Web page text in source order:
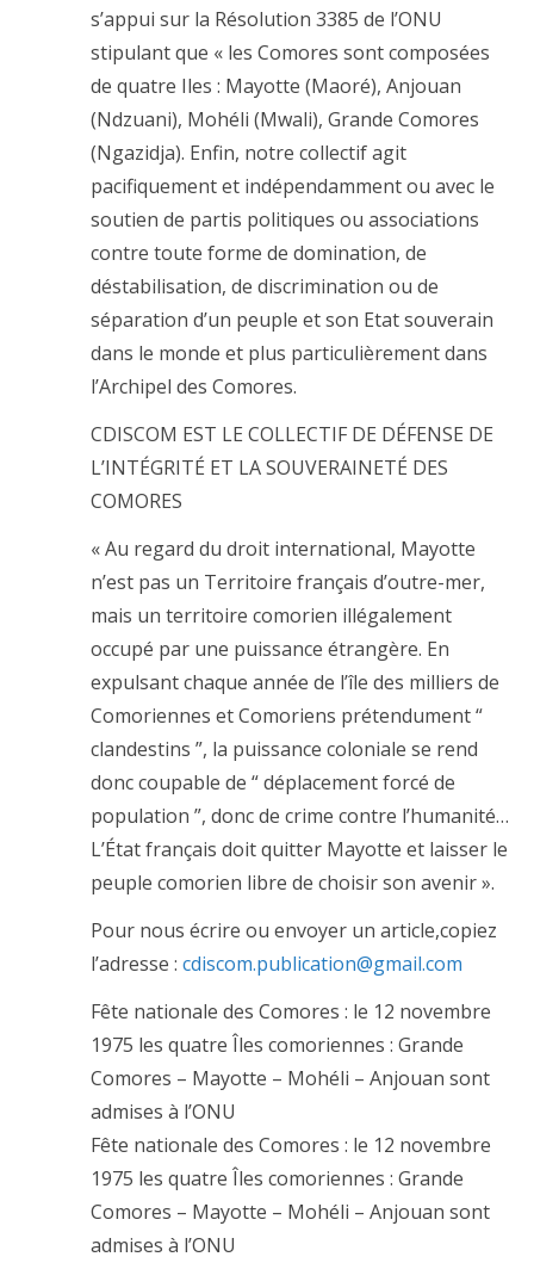
s’appui sur la Résolution 3385 de l’ONU
stipulant que « les Comores sont composées
de quatre Iles : Mayotte (Maoré), Anjouan
(Ndzuani), Mohéli (Mwali), Grande Comores
(Ngazidja). Enfin, notre collectif agit
pacifiquement et indépendamment ou avec le
soutien de partis politiques ou associations
contre toute forme de domination, de
déstabilisation, de discrimination ou de
séparation d’un peuple et son Etat souverain
dans le monde et plus particulièrement dans
l’Archipel des Comores.
CDISCOM EST LE COLLECTIF DE DÉFENSE DE
L’INTÉGRITÉ ET LA SOUVERAINETÉ DES
COMORES
« Au regard du droit international, Mayotte
n’est pas un Territoire français d’outre-mer,
mais un territoire comorien illégalement
occupé par une puissance étrangère. En
expulsant chaque année de l’île des milliers de
Comoriennes et Comoriens prétendument “
clandestins ”, la puissance coloniale se rend
donc coupable de “ déplacement forcé de
population ”, donc de crime contre l’humanité…
L’État français doit quitter Mayotte et laisser le
peuple comorien libre de choisir son avenir ».
Pour nous écrire ou envoyer un article,copiez
l’adresse : cdiscom.publication@gmail.com
Fête nationale des Comores : le 12 novembre
1975 les quatre Îles comoriennes : Grande
Comores – Mayotte – Mohéli – Anjouan sont
admises à l’ONU
Fête nationale des Comores : le 12 novembre
1975 les quatre Îles comoriennes : Grande
Comores – Mayotte – Mohéli – Anjouan sont
admises à l’ONU